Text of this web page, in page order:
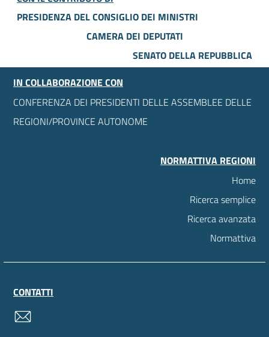
PRESIDENZA DEL CONSIGLIO DEI MINISTRI
CAMERA DEI DEPUTATI
SENATO DELLA REPUBBLICA
IN COLLABORAZIONE CON
CONFERENZA DEI PRESIDENTI DELLE ASSEMBLEE DELLE
REGIONI/PROVINCE AUTONOME
NORMATTIVA REGIONI
Home
Ricerca semplice
Ricerca avanzata
Normattiva
CONTATTI